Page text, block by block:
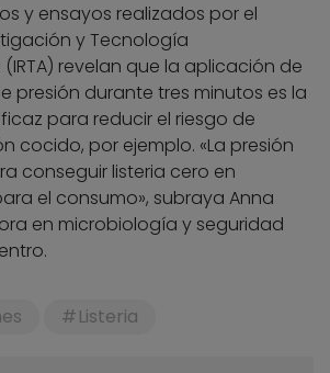
y ensayos realizados por el
y Tecnología
revelan que la aplicación de
presión durante tres minutos es la
para reducir el riesgo de
cocido, por ejemplo. «La presión
conseguir listeria cero en
el consumo», subraya Anna
en microbiología y seguridad
Listeria